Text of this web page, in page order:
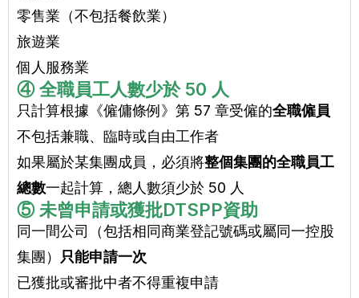
零售業（不包括餐飲業）
旅遊業
個人服務業
④ 全職員工人數少於 50 人
只計算根據《僱傭條例》第 57 章受僱的全職僱員
不包括兼職、臨時或自由工作者
如果屬於某集團成員，必須將整個集團的全職員工
總數一起計算，總人數須少於 50 人
⑤ 未曾申請或獲批DTSPP資助
同一間公司（包括相同商業登記號碼或屬同一控股
集團） 只能申請一次
已獲批或審批中者不得重複申請